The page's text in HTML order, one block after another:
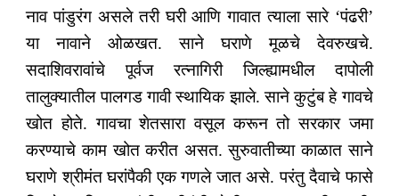
नाव पांडुरंग असले तरी घरी आणि गावात त्याला सारे ‘पंढरी’
या नावाने ओळखत. साने घराणे मूळचे देवरुखचे.
सदाशिवरावांचे पूर्वज रत्नागिरी जिल्ह्यामधील दापोली
तालुक्यातील पालगड गावी स्थायिक झाले. साने कुटुंब हे गावचे
खोत होते. गावचा शेतसारा वसूल करून तो सरकार जमा
करण्याचे काम खोत करीत असत. सुरुवातीच्या काळात साने
घराणे श्रीमंत घरांपैकी एक गणले जात असे. परंतु दैवाचे फासे